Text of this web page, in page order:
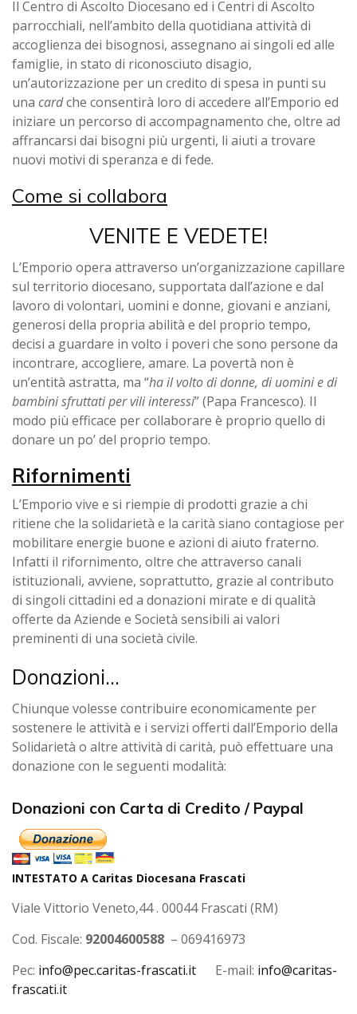
Il Centro di Ascolto Diocesano ed i Centri di Ascolto
parrocchiali, nell’ambito della quotidiana attività di
accoglienza dei bisognosi, assegnano ai singoli ed alle
famiglie, in stato di riconosciuto disagio,
un’autorizzazione per un credito di spesa in punti su
una cardche consentirà loro di accedere all’Emporio ed
iniziare un percorso di accompagnamento che, oltre ad
affrancarsi dai bisogni più urgenti, li aiuti a trovare
nuovi motivi di speranza e di fede.
Come si collabora
VENITE E VEDETE!
L’Emporio opera attraverso un’organizzazione capillare
sul territorio diocesano, supportata dall’azione e dal
lavoro di volontari, uomini e donne, giovani e anziani,
generosi della propria abilità e del proprio tempo,
decisi a guardare in volto i poveri che sono persone da
incontrare, accogliere, amare. La povertà non è
un’entità astratta, ma “ha il volto di donne, di uomini e di
bambini sfruttati per vili interessi” (Papa Francesco). Il
modo più efficace per collaborare è proprio quello di
donare un po’ del proprio tempo.
Rifornimenti
L’Emporio vive e si riempie di prodotti grazie a chi
ritiene che la solidarietà e la carità siano contagiose per
mobilitare energie buone e azioni di aiuto fraterno.
Infatti il rifornimento, oltre che attraverso canali
istituzionali, avviene, soprattutto, grazie al contributo
di singoli cittadini ed a donazioni mirate e di qualità
offerte da Aziende e Società sensibili ai valori
preminenti di una società civile.
Donazioni…
Chiunque volesse contribuire economicamente per
sostenere le attività e i servizi offerti dall’Emporio della
Solidarietà o altre attività di carità, può effettuare una
donazione con le seguenti modalità:
Donazioni con Carta di Credito / Paypal
INTESTATO A Caritas Diocesana Frascati
Viale Vittorio Veneto,44 . 00044 Frascati (RM)
Cod. Fiscale: 92004600588 – 069416973
Pec: info@pec.caritas-frascati.it E-mail: info@caritas-
frascati.it